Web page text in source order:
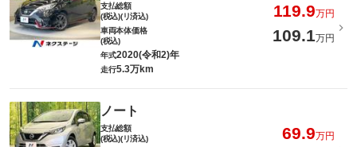
支払総額
(税込)(リ済込)
119.9万円
車両本体価格
(税込)
109.1万円
年式2020(令和2)年
走行5.3万km
ノート
支払総額
(税込)(リ済込)
69.9万円